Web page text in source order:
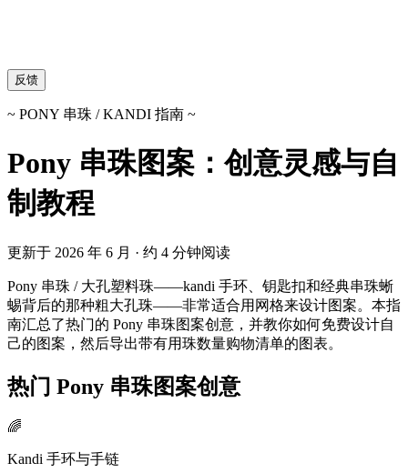
反馈
~ PONY 串珠 / KANDI 指南 ~
Pony 串珠图案：创意灵感与自
制教程
更新于 2026 年 6 月 · 约 4 分钟阅读
Pony 串珠 / 大孔塑料珠——kandi 手环、钥匙扣和经典串珠蜥
蜴背后的那种粗大孔珠——非常适合用网格来设计图案。本指
南汇总了热门的 Pony 串珠图案创意，并教你如何免费设计自
己的图案，然后导出带有用珠数量购物清单的图表。
热门 Pony 串珠图案创意
🌈
Kandi 手环与手链